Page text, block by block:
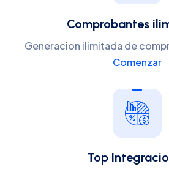
Comprobantes
Generacion ilimitada de
Comenzar
Top